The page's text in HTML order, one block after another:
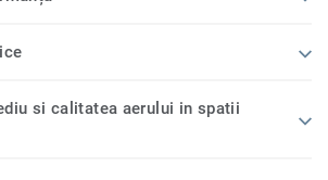
si calitatea aerului in spatii